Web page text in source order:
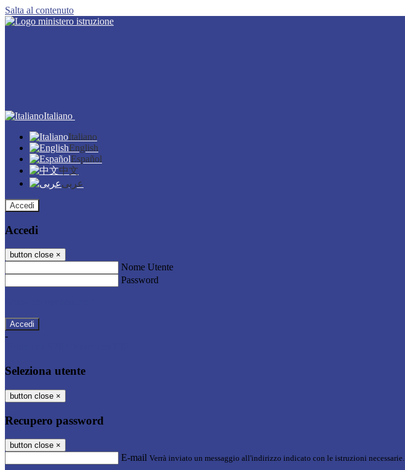
Salta al contenuto
Italiano
Italiano
English
Español
中文
عربى
Accedi
Accedi
button close ×
Nome Utente
Password
-
Seleziona utente
button close ×
Recupero password
button close ×
E-mail Verrà inviato un messaggio all'indirizzo indicato con le istruzioni necessarie.